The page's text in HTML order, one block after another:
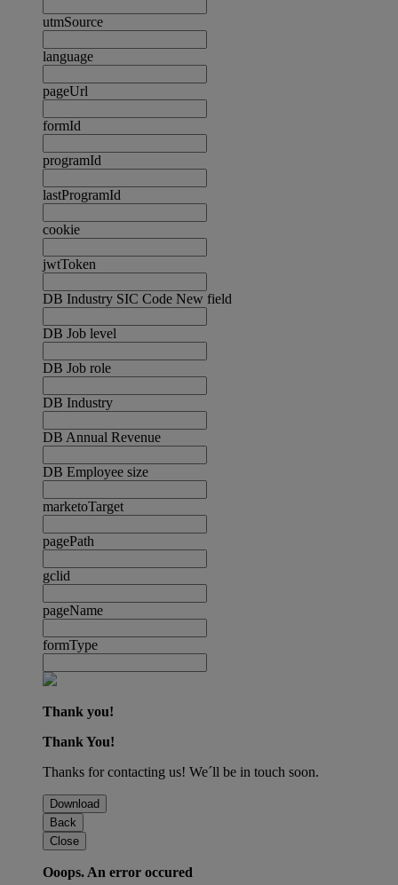
utmSource
language
pageUrl
formId
programId
lastProgramId
cookie
jwtToken
DB Industry SIC Code New field
DB Job level
DB Job role
DB Industry
DB Annual Revenue
DB Employee size
marketoTarget
pagePath
gclid
pageName
formType
Thank you!
Thank You!
Thanks for contacting us! We´ll be in touch soon.
Download
Back
Close
Ooops. An error occured